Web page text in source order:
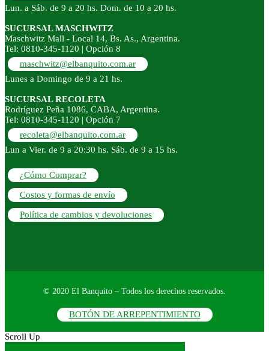
Lun. a Sáb. de 9 a 20 hs. Dom. de 10 a 20 hs.
SUCURSAL MASCHWITZ
Maschwitz Mall - Local 14, Bs. As., Argentina.
Tel: 0810-345-1120 | Opción 8
maschwitz@elbanquito.com.ar
Lunes a Domingo de 9 a 21 hs.
SUCURSAL RECOLETA
Rodríguez Peña 1086, CABA, Argentina.
Tel: 0810-345-1120 | Opción 7
recoleta@elbanquito.com.ar
Lun a Vier. de 9 a 20:30 hs. Sáb. de 9 a 15 hs.
¿Cómo Comprar?
Costos y formas de envío
Política de cambios y devoluciones
© 2020 El Banquito – Todos los derechos reservados.
BOTÓN DE ARREPENTIMIENTO
Scroll Up